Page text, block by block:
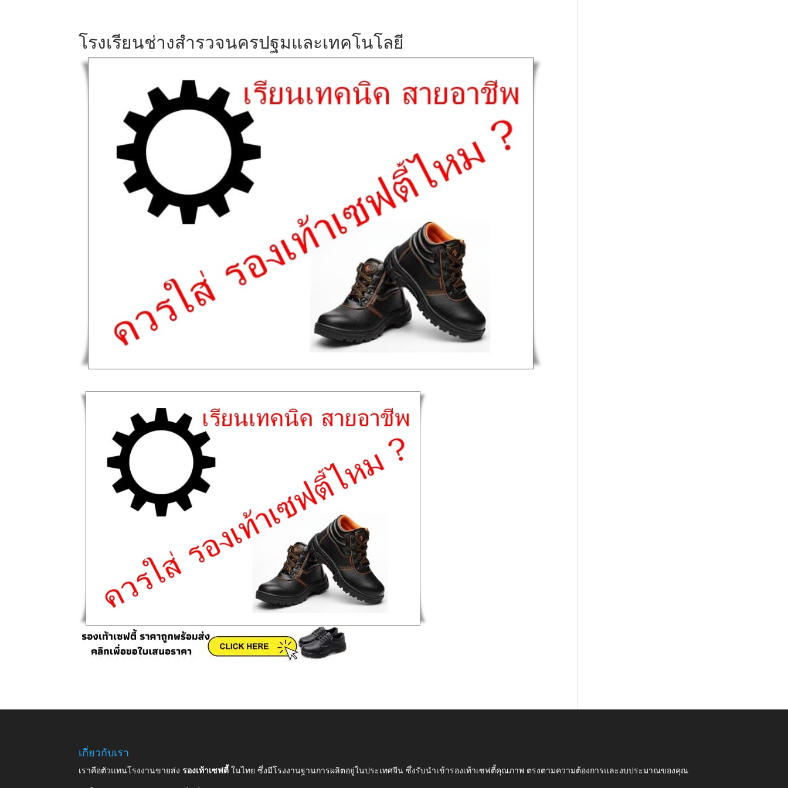
โรงเรียนช่างสำรวจนครปฐมและเทคโนโลยี
เกี่ยวกับเรา
เราคือตัวแทนโรงงานขายส่งรองเท้าเซฟตี้ในไทย ซึ่งมีโรงงานฐานการผลิตอยู่ในประเทศจีน ซึ่งรับนำเข้ารองเท้าเซฟตี้คุณภาพ ตรงตามความต้องการและงบประมาณของคุณ